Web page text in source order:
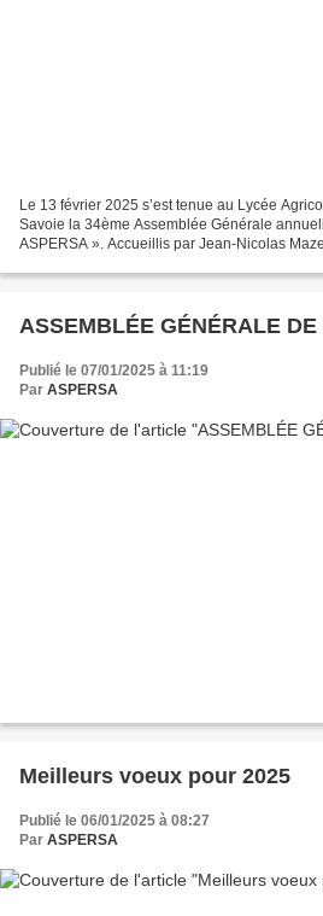
Le 13 février 2025 s’est tenue au Lycée
Savoie la 34ème Assemblée Générale
ASPERSA ». Accueillis par Jean-Nicolas
ASSEMBLÉE GÉNÉRALE
Publié le 07/01/2025 à 11:19
Par ASPERSA
Meilleurs voeux pour 2025
Publié le 06/01/2025 à 08:27
Par ASPERSA